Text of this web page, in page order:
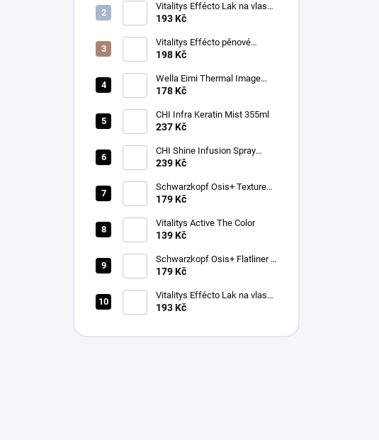
Vitalitys Effécto Lak na vlasy
silný 500 ml
193 Kč
Vitalitys Effécto pěnové
tužidlo silné 250 ml
198 Kč
Wella Eimi Thermal Image
150 ml
178 Kč
CHI Infra Keratin Mist 355ml
237 Kč
CHI Shine Infusion Spray
150g
239 Kč
Schwarzkopf Osis+ Texture
Thrill stylingová vláknitá guma
179 Kč
Vitalitys Active The Color
139 Kč
Schwarzkopf Osis+ Flatliner –
silně fixační sérum pro žehlení
179 Kč
Vitalitys Effécto Lak na vlasy
500 ml
193 Kč